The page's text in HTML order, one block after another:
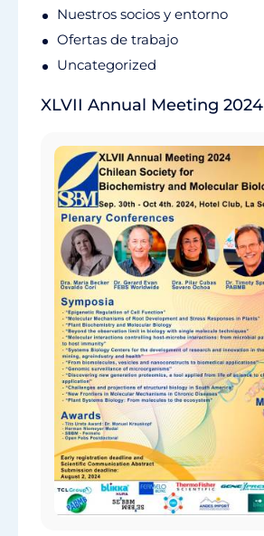
Nuestros socios y entorno
Ofertas de trabajo
Uncategorized
XLVII Annual Meeting 2024